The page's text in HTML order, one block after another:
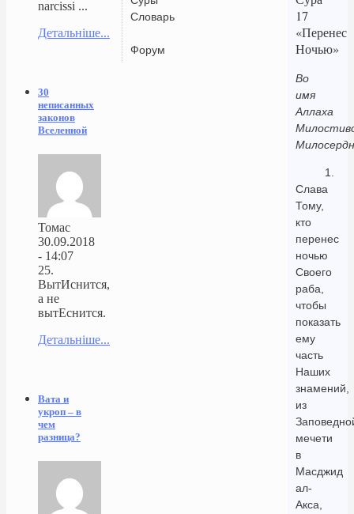
Словарь
Форум
17
«Перенес
Ночью»
Во
имя
Аллаха
1.
Слава
Тому,
кто
перенес
ночью
Своего
раба,
чтобы
показать
ему
часть
Наших
знамений,
из
мечети
в
Масджид
ал-
Акса,
narcissi ...
Детальніше...
30
неписанных
законов
Вселенной
Томас
30.09.2018
- 14:07
25.
ВытИснится,
а не
вытЕснится.
Детальніше...
Вата и
укроп – в
чем
разница?